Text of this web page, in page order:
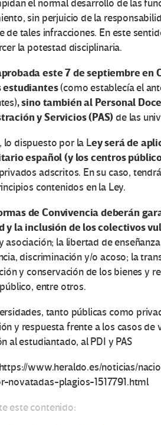
el normal desarrollo de las
sin perjuicio de la
de tales infracciones. En este
la potestad disciplinaria.
este 7 de septiembre en
estudiantes(como establecía el
, sino también al Personal
y Servicios (PAS)de las
lo dispuesto por la Ley será de
español (y los centros
adscritos. En su caso,
contenidos en la Ley.
de Convivencia deberán
y la inclusión de los colectivos
asociación; la libertad de
discriminación y/o acoso; la
y conservación de los bienes y
entre otros.
tanto públicas como
y respuesta frente a los casos
al estudiantado, al PDI y PAS
www.heraldo.es/noticias/
novatadas-plagios-1517791.html
este contenido: